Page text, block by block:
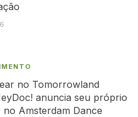
no Tomorrowland
anuncia seu próprio
no Amsterdam Dance